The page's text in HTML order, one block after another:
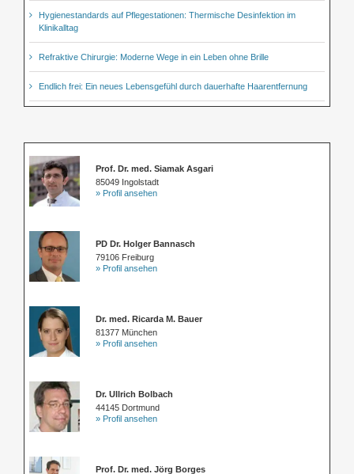
Hygienestandards auf Pflegestationen: Thermische Desinfektion im
Klinikalltag
Refraktive Chirurgie: Moderne Wege in ein Leben ohne Brille
Endlich frei: Ein neues Lebensgefühl durch dauerhafte Haarentfernung
Prof. Dr. med. Siamak Asgari
85049 Ingolstadt
» Profil ansehen
PD Dr. Holger Bannasch
79106 Freiburg
» Profil ansehen
Dr. med. Ricarda M. Bauer
81377 München
» Profil ansehen
Dr. Ullrich Bolbach
44145 Dortmund
» Profil ansehen
Prof. Dr. med. Jörg Borges